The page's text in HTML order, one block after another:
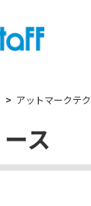
アットマークテ
ス